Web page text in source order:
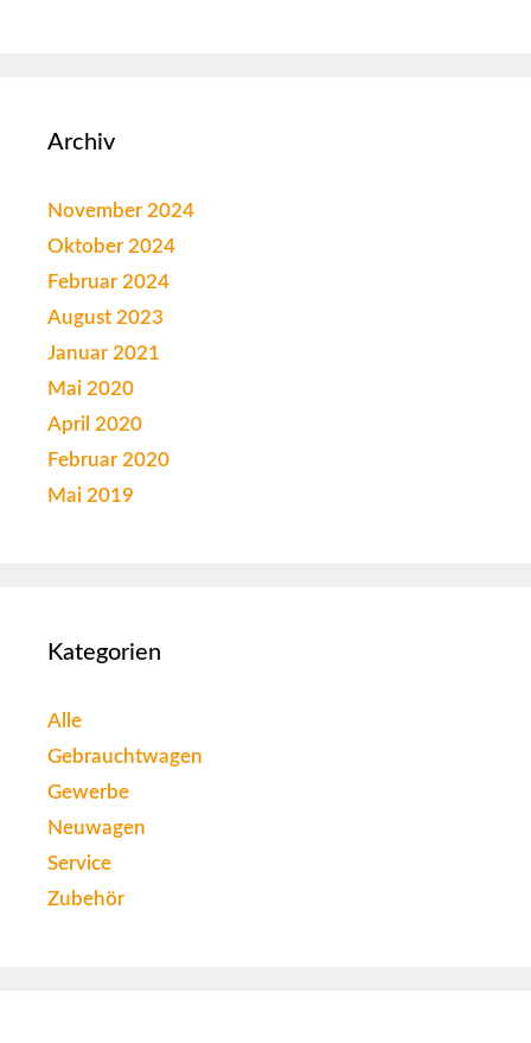
Archiv
November 2024
Oktober 2024
Februar 2024
August 2023
Januar 2021
Mai 2020
April 2020
Februar 2020
Mai 2019
Kategorien
Alle
Gebrauchtwagen
Gewerbe
Neuwagen
Service
Zubehör